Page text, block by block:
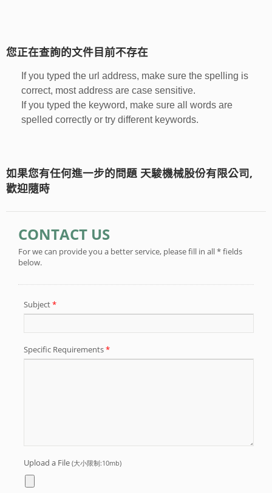
您正在查詢的文件目前不存在
If you typed the url address, make sure the spelling is
correct, most address are case sensitive.
If you typed the keyword, make sure all words are
spelled correctly or try different keywords.
如果您有任何進一步的問題 天駿機械股份有限公司,
歡迎隨時